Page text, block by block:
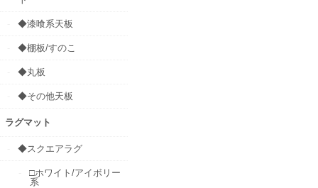
◆漆喰系天板
◆棚板/すのこ
◆丸板
◆その他天板
ラグマット
◆スクエアラグ
□ホワイト/アイボリー
系